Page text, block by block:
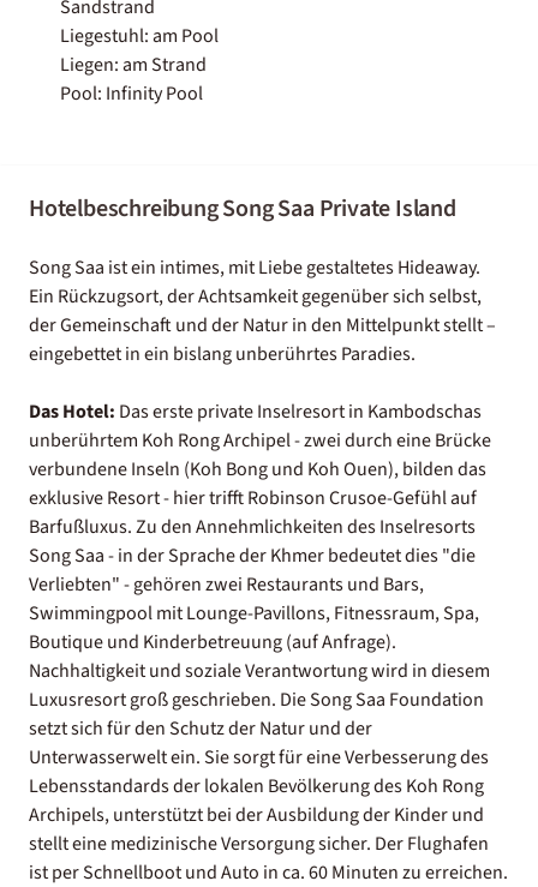
Sandstrand
Liegestuhl: am Pool
Liegen: am Strand
Pool: Infinity Pool
Hotelbeschreibung Song Saa Private Island
Song Saa ist ein intimes, mit Liebe gestaltetes Hideaway.
Ein Rückzugsort, der Achtsamkeit gegenüber sich selbst,
der Gemeinschaft und der Natur in den Mittelpunkt stellt –
eingebettet in ein bislang unberührtes Paradies.
Das Hotel: Das erste private Inselresort in Kambodschas
unberührtem Koh Rong Archipel - zwei durch eine Brücke
verbundene Inseln (Koh Bong und Koh Ouen), bilden das
exklusive Resort - hier trifft Robinson Crusoe-Gefühl auf
Barfußluxus. Zu den Annehmlichkeiten des Inselresorts
Song Saa - in der Sprache der Khmer bedeutet dies "die
Verliebten" - gehören zwei Restaurants und Bars,
Swimmingpool mit Lounge-Pavillons, Fitnessraum, Spa,
Boutique und Kinderbetreuung (auf Anfrage).
Nachhaltigkeit und soziale Verantwortung wird in diesem
Luxusresort groß geschrieben. Die Song Saa Foundation
setzt sich für den Schutz der Natur und der
Unterwasserwelt ein. Sie sorgt für eine Verbesserung des
Lebensstandards der lokalen Bevölkerung des Koh Rong
Archipels, unterstützt bei der Ausbildung der Kinder und
stellt eine medizinische Versorgung sicher. Der Flughafen
ist per Schnellboot und Auto in ca. 60 Minuten zu erreichen.